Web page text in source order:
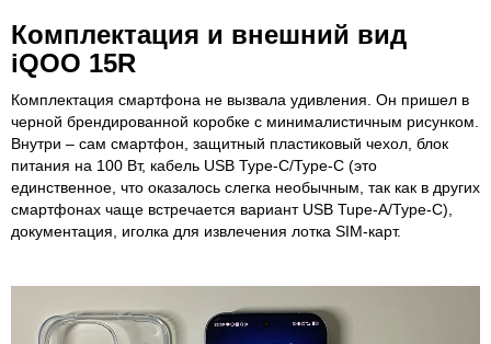
Комплектация и внешний вид
iQOO 15R
Комплектация смартфона не вызвала удивления. Он пришел в
черной брендированной коробке с минималистичным рисунком.
Внутри – сам смартфон, защитный пластиковый чехол, блок
питания на 100 Вт, кабель USB Type-C/Type-C (это
единственное, что оказалось слегка необычным, так как в других
смартфонах чаще встречается вариант USB Tupe-A/Type-C),
документация, иголка для извлечения лотка SIM-карт.